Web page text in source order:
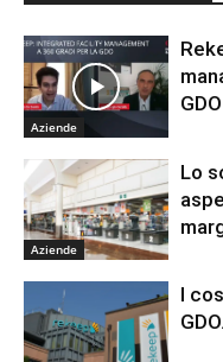
Aziende
GDO
Aziende
Lo
I